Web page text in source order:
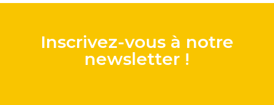
Inscrivez-vous à notre
newsletter !